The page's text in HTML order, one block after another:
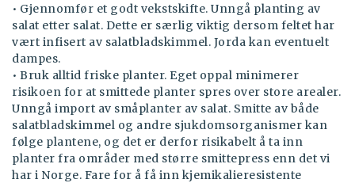
• Gjennomfør et godt vekstskifte. Unngå planting av
salat etter salat. Dette er særlig viktig dersom feltet har
vært infisert av salatbladskimmel. Jorda kan eventuelt
dampes.
• Bruk alltid friske planter. Eget oppal minimerer
risikoen for at smittede planter spres over store arealer.
Unngå import av småplanter av salat. Smitte av både
salatbladskimmel og andre sjukdomsorganismer kan
følge plantene, og det er derfor risikabelt å ta inn
planter fra områder med større smittepress enn det vi
har i Norge. Fare for å få inn kjemikalieresistente